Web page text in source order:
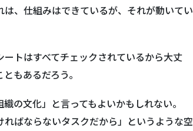
、仕組みはできているが、それが動いてい
トはすべてチェックされているから大丈
もあるだろう。
織の文化」と言ってもよいかもしれない。
ればならないタスクだから」というような空